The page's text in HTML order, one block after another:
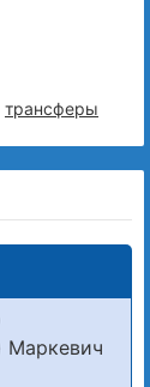
трансферы
Маркевич